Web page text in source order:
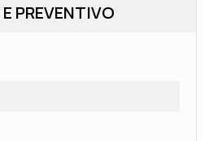
PREVENTIVO